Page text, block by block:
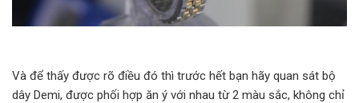
Và để thấy được rõ điều đó thì trước hết bạn hãy quan sát bộ
dây Demi, được phối hợp ăn ý với nhau từ 2 màu sắc, không chỉ